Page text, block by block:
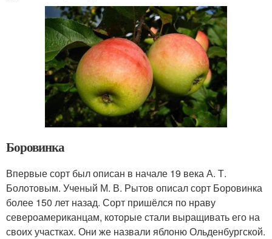
Боровинка
Впервые сорт был описан в начале 19 века А. Т.
Болотовым. Ученый М. В. Рытов описал сорт Боровинка
более 150 лет назад. Сорт пришёлся по нраву
североамериканцам, которые стали выращивать его на
своих участках. Они же назвали яблоню Ольденбургской.